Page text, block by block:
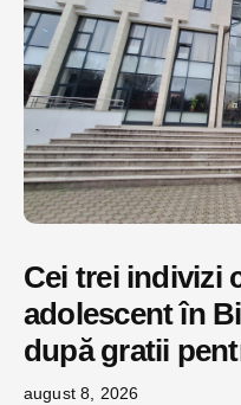
Cei trei indivizi
adolescent în
după gratii
august 8, 2026